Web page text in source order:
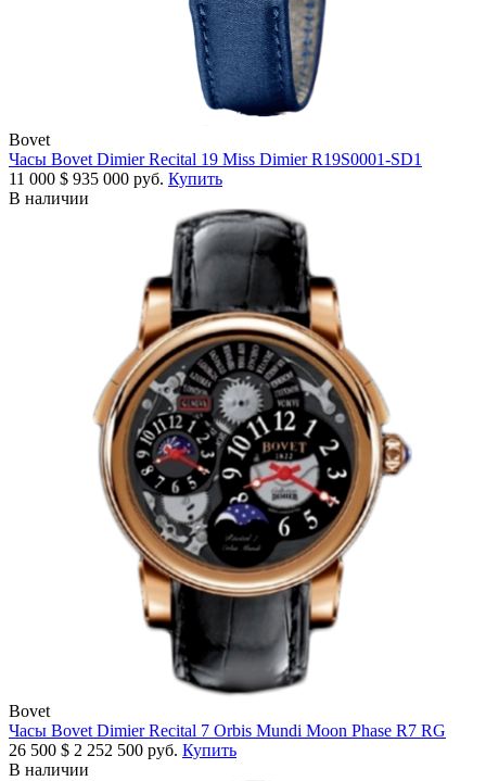
Bovet
Часы Bovet Dimier Recital 19 Miss Dimier R19S0001-SD1
11 000 $ 935 000 руб. Купить
В наличии
Bovet
Часы Bovet Dimier Recital 7 Orbis Mundi Moon Phase R7 RG
26 500 $ 2 252 500 руб. Купить
В наличии